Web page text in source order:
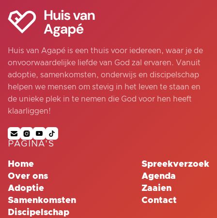
Huis van Agapé is een thuis voor iedereen, waar je de
onvoorwaardelijke liefde van God zal ervaren. Vanuit
adoptie, samenkomsten, onderwijs en discipelschap
helpen we mensen om stevig in het leven te staan en
de unieke plek in te nemen die God voor hen heeft
klaarliggen!
   
PAGINA'S
Home
Over ons
Adoptie
Samenkomsten
Discipelschap
Spreekverzoek
Agenda
Zaaien
Contact